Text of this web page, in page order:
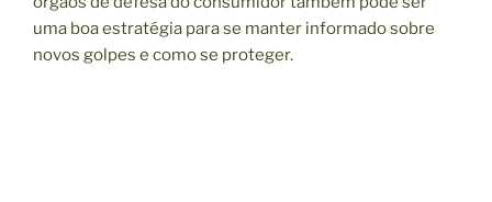
uma boa estratégia para se manter informado sobre
novos golpes e como se proteger.